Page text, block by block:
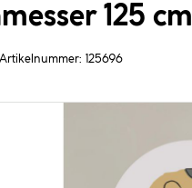
125 cm
Artikelnummer: 125696